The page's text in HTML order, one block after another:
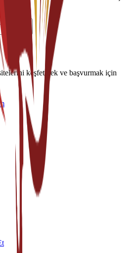
keşfetmek ve başvurmak için